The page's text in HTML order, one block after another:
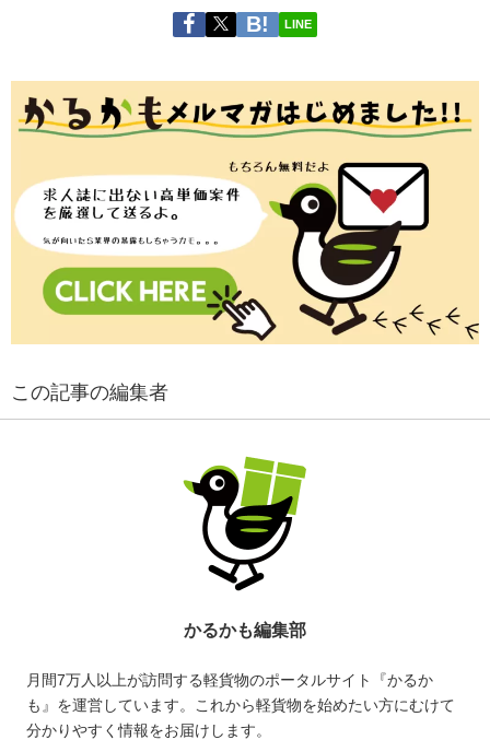
LINE
この記事の編集者
かるかも編集部
月間7万人以上が訪問する軽貨物のポータルサイト『かるか
も』を運営しています。これから軽貨物を始めたい方にむけて
分かりやすく情報をお届けします。